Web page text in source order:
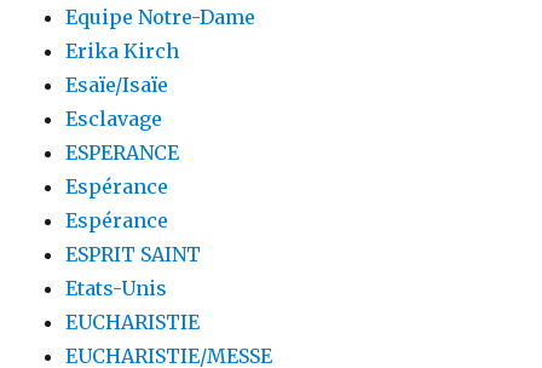
Equipe Notre-Dame
Erika Kirch
Esaïe/Isaïe
Esclavage
ESPERANCE
Espérance
Espérance
ESPRIT SAINT
Etats-Unis
EUCHARISTIE
EUCHARISTIE/MESSE